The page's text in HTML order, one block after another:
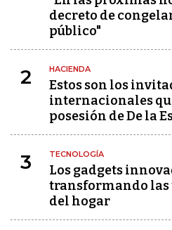
decreto de
público"
2 HACIENDA
Estos son los
internacionales
posesión de De la
3 TECNOLOGÍA
Los gadgets
transformando
del hogar